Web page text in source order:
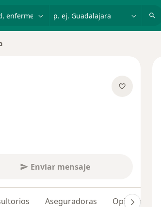
Enviar mensaje
Aseguradoras Opiniones (51)